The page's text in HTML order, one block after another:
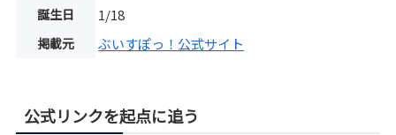
誕生日 1/18
掲載元 ぶいすぽっ！公式サイト
公式リンクを起点に追う